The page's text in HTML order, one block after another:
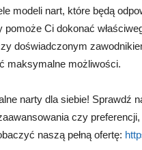
modeli nart, które będą
Ci dokonać
doświadczonym
maksymalne możliwości.
narty dla siebie! Sprawdź
czy
naszą pełną ofertę: